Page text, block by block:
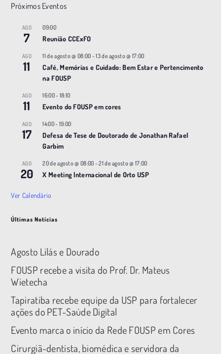
g
Próximos Eventos
AGO
7
09:00
Reunião CCExFO
AGO
11
11 de agosto @ 08:00 -13 de agosto @ 17:00
Café, Memórias e Cuidado: Bem Estar e Pertencimento
na FOUSP
AGO
11
16:00- 18:10
Evento do FOUSP em cores
AGO
17
14:00- 19:00
Defesa de Tese de Doutorado de Jonathan Rafael
Garbim
AGO
20
20 de agosto @ 08:00 -21 de agosto @ 17:00
X Meeting |nternacional de Orto USP
Ver Calendário
Últimas Notícias
Agosto Lilás e Dourado
FOUSP recebe a visita do Prof. Dr. Mateus
Wietecha
Tapiratiba recebe equipe da USP para fortalecer
ações do PET-Saúde Digital
Evento marca o início da Rede FOUSP em Cores
Cirurgiã-dentista, biomédica e servidora da